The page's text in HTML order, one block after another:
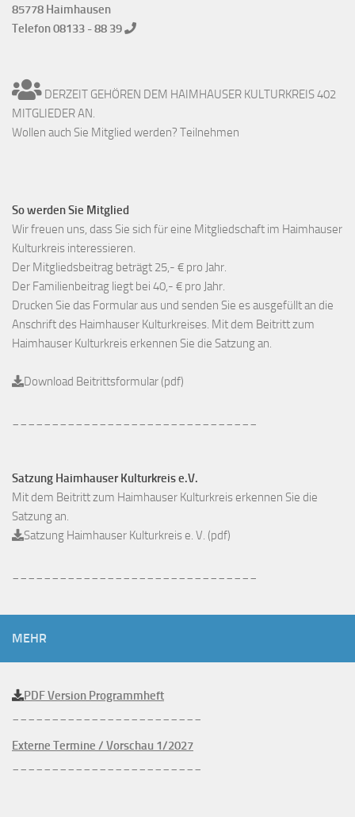
85778 Haimhausen
Telefon 08133 - 88 39
DERZEIT GEHÖREN DEM HAIMHAUSER KULTURKREIS 402
MITGLIEDER AN.
Wollen auch Sie Mitglied werden? Teilnehmen
So werden Sie Mitglied
Wir freuen uns, dass Sie sich für eine Mitgliedschaft im Haimhauser
Kulturkreis interessieren.
Der Mitgliedsbeitrag beträgt 25,- € pro Jahr.
Der Familienbeitrag liegt bei 40,- € pro Jahr.
Drucken Sie das Formular aus und senden Sie es ausgefüllt an die
Anschrift des Haimhauser Kulturkreises. Mit dem Beitritt zum
Haimhauser Kulturkreis erkennen Sie die Satzung an.
Download Beitrittsformular (pdf)
Satzung Haimhauser Kulturkreis e.V.
Mit dem Beitritt zum Haimhauser Kulturkreis erkennen Sie die
Satzung an.
Satzung Haimhauser Kulturkreis e. V. (pdf)
MEHR
PDF Version Programmheft
Externe Termine / Vorschau 1/2027